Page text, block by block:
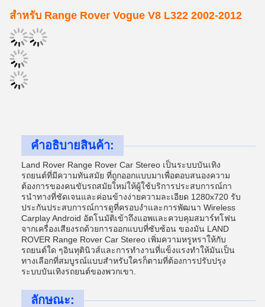
สําหรับ Range Rover Vogue V8 L322 2002-2012
คําอธิบายสินค้า:
Land Rover Range Rover Car Stereo เป็นระบบบันเทิง
รถยนต์ที่มีความทันสมัย ที่ถูกออกแบบมาเพื่อตอบสนองความ
ต้องการของคนขับรถสมัยใหม่ให้ผู้ใช้บริการประสบการณ์กา
รนําทางที่ชัดเจนและค่อนข้างง่ายความละเอียด 1280x720 รับ
ประกันประสบการณ์การดูที่ครอบงําและการพัฒนา Wireless
Carplay Android อัตโนมัติเข้าถึงแอพและควบคุมสมาร์ทโฟน
จากเครื่องเสียงรถด้วยการออกแบบที่ซับซ้อน ของมัน LAND
ROVER Range Rover Car Stereo เพิ่มความหรูหราให้กับ
รถยนต์ใด ๆอินทุตินิวส์และการทํางานที่แข็งแรงทําให้มันเป็น
ทางเลือกที่สมบูรณ์แบบสําหรับใครก็ตามที่ต้องการปรับปรุง
ระบบบันเทิงรถยนต์ของพวกเขา.
ลักษณะ: